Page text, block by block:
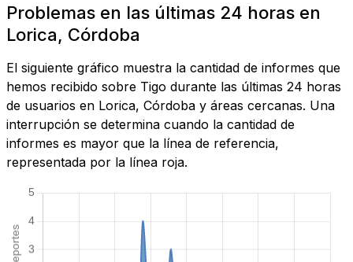
Problemas en las últimas 24 horas en
Lorica, Córdoba
El siguiente gráfico muestra la cantidad de informes que
hemos recibido sobre Tigo durante las últimas 24 horas
de usuarios en Lorica, Córdoba y áreas cercanas. Una
interrupción se determina cuando la cantidad de
informes es mayor que la línea de referencia,
representada por la línea roja.